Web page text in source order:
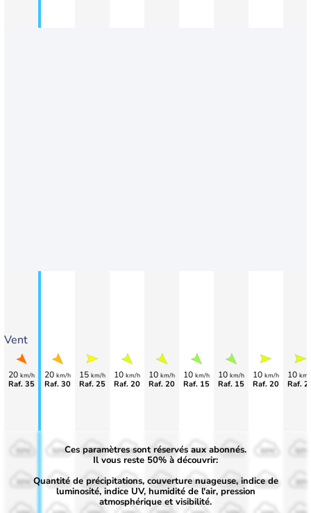
Vent
20 km/h
Raf. 35
20 km/h
Raf. 30
15 km/h
Raf. 25
10 km/h
Raf. 20
10 km/h
Raf. 20
10 km/h
Raf. 15
10 km/h
Raf. 15
10 km/h
Raf. 20
10
Raf.
50%
30%
50%
30%
50%
30%
50%
30%
50%
30%
50%
30%
50%
30%
Ces paramètres sont réservés aux abonnés.
Il vous reste 50% à découvrir:
Quantité de précipitations, couverture nuageuse, indice de
luminosité, indice UV, humidité de l'air, pression
atmosphérique et visibilité.